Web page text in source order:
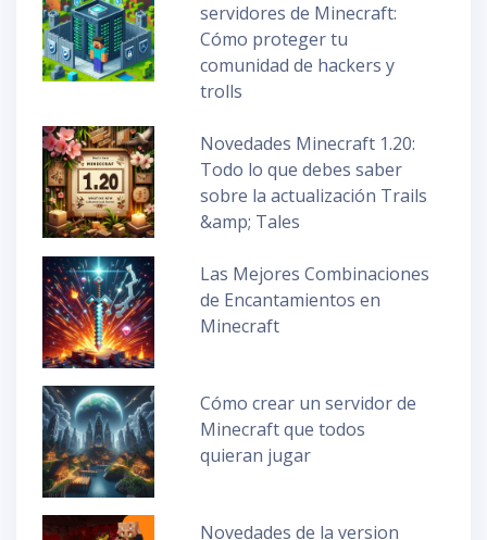
servidores de Minecraft:
Cómo proteger tu
comunidad de hackers y
trolls
Novedades Minecraft 1.20:
Todo lo que debes saber
sobre la actualización Trails
&amp; Tales
Las Mejores Combinaciones
de Encantamientos en
Minecraft
Cómo crear un servidor de
Minecraft que todos
quieran jugar
Novedades de la version